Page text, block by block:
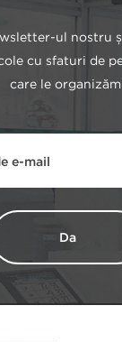
ul nostru
cu sfaturi de
care le